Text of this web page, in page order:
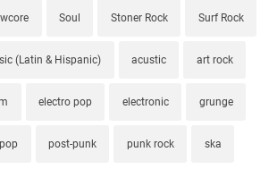
Soul Stoner Rock Surf Rock
(Latin & Hispanic) acustic art rock
electro pop electronic grunge
post-punk punk rock ska